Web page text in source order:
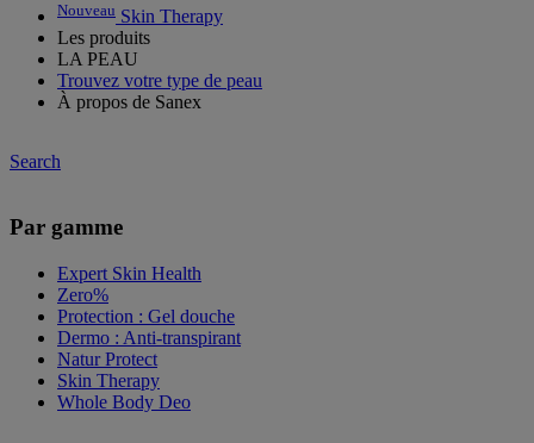
Nouveau Skin Therapy
Les produits
LA PEAU
Trouvez votre type de peau
À propos de Sanex
Search
Par gamme
Expert Skin Health
Zero%
Protection : Gel douche
Dermo : Anti-transpirant
Natur Protect
Skin Therapy
Whole Body Deo